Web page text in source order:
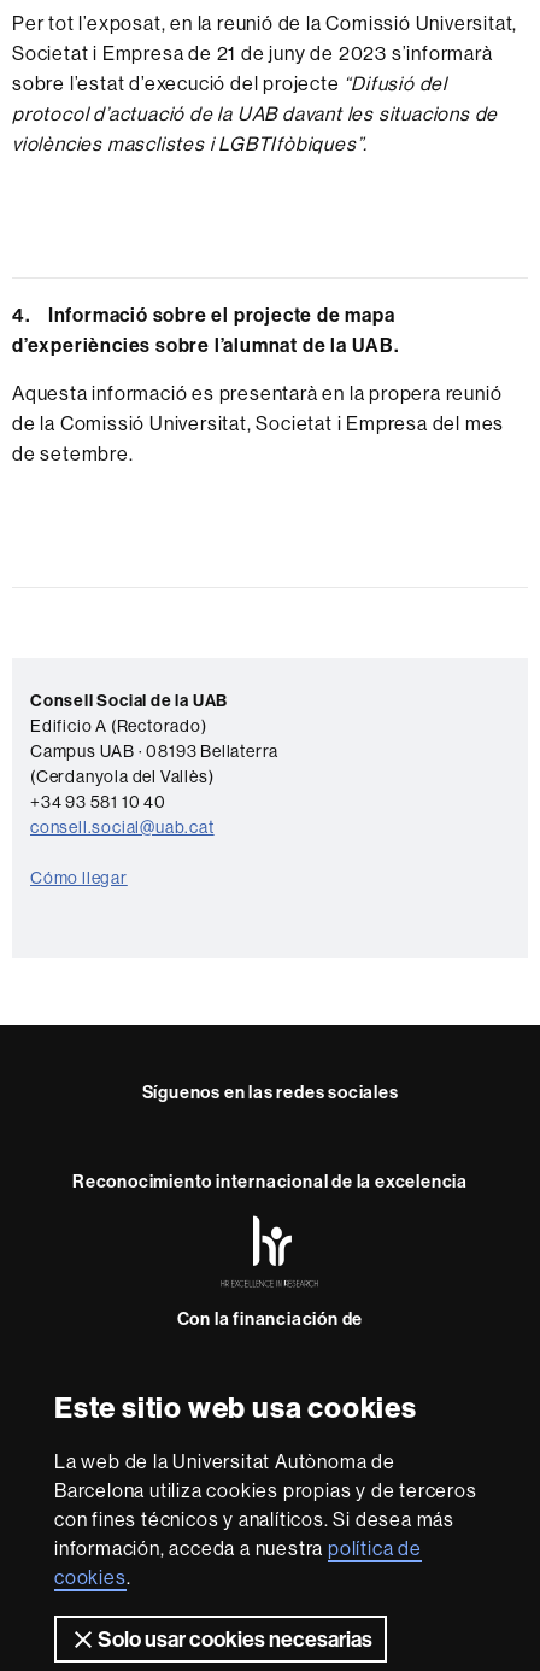
Este sitio web usa cookies
La web de la Universitat Autònoma de
Barcelona utiliza cookies propias y de terceros
con fines técnicos y analíticos. Si desea más
información, acceda a nuestrapolítica de
cookies.
Solo usar cookies necesarias
Per tot l’exposat, en la reunió de la Comissió Universitat,
Societat i Empresa de 21 de juny de 2023 s’informarà
sobre l’estat d’execució del projecte “Difusió del
protocol d’actuació de la UAB davant les situacions de
violències masclistes i LGBTIfòbiques”.
4. Informació sobre el projecte de mapa
d’experiències sobre l’alumnat de la UAB.
Aquesta informació es presentarà en la propera reunió
de la Comissió Universitat, Societat i Empresa del mes
de setembre.
complementaria
C
o
n
t
a
c
Consell Social de la UAB
Edificio A (Rectorado)
Campus UAB · 08193 Bellaterra
(Cerdanyola del Vallès)
+34 93 581 10 40
consell.social@uab.cat
Cómo llegar
Síguenos en las redes sociales
Reconocimiento internacional de la excelencia
-
Con la financiación de
Sobre
esta
web
El Consejo Social es el órgano de participación de la
sociedad en la Universidad. Promueve políticas de
calidad y de mejora en los diferentes ámbitos de la
Universidad. Ejerce las funciones que tiene atribuïdes
economia, el presupuesto y el patrimonio, y la comunidad
universitària de la UAB. Y, en especial, fomenta la